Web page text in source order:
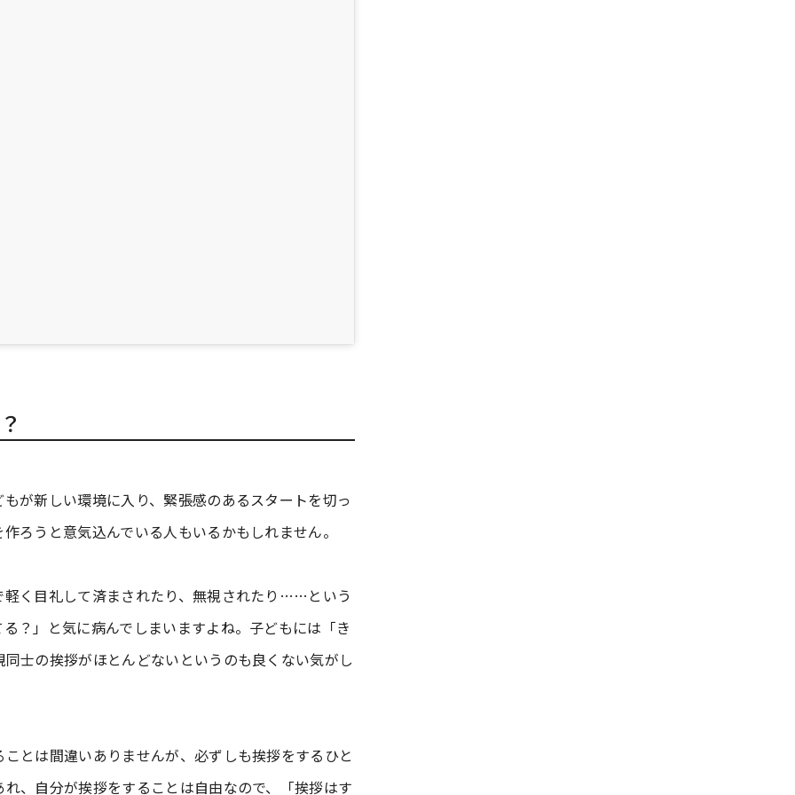
が新しい環境に入り、緊張感のあるスタートを切っ
ろうと意気込んでいる人もいるかもしれません。
く目礼して済まされたり、無視されたり……という
？」と気に病んでしまいますよね。子どもには「き
士の挨拶がほとんどないというのも良くない気がし
とは間違いありませんが、必ずしも挨拶をするひと
、自分が挨拶をすることは自由なので、「挨拶はす